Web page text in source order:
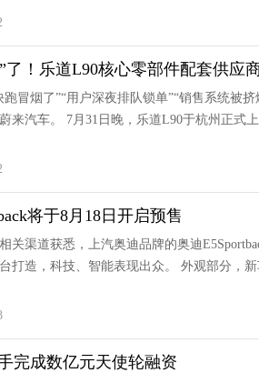
了！乐道L90核心零部件配套供应
跑冒烟了”“用户深夜排队锁单”“销售系统
来汽车。 7月31日晚，乐道L90于杭州正式
将于8月18日开启预售
关渠道获悉，上汽奥迪品牌的奥迪
打造，科技、智能表现出众。 外观部分，
完成数亿元天使轮融资